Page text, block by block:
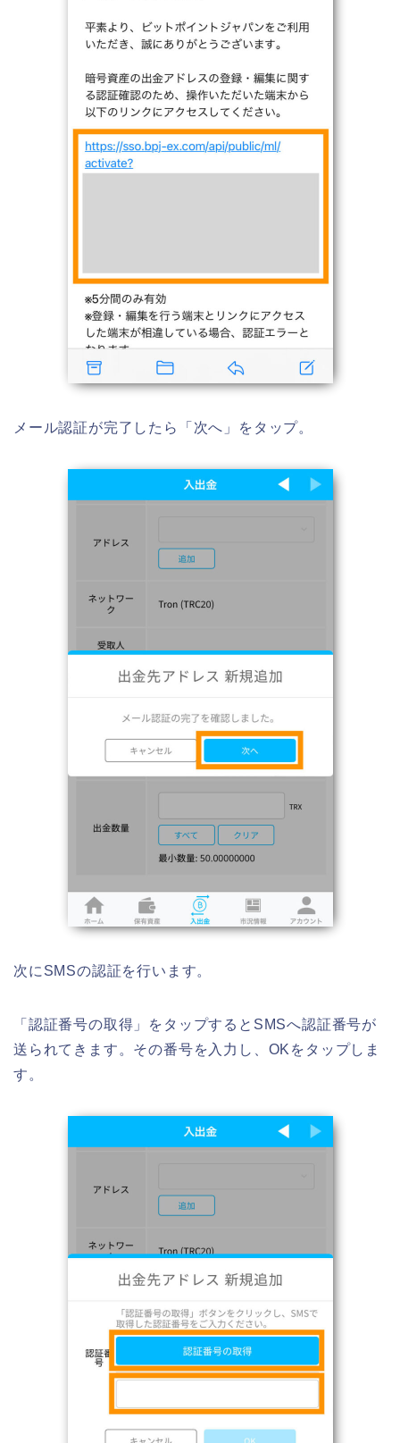
メール認証が完了したら「次へ」をタップ。
次にSMSの認証を行います。
「認証番号の取得」をタップするとSMSへ認証番号が
送られてきます。その番号を入力し、OKをタップしま
す。